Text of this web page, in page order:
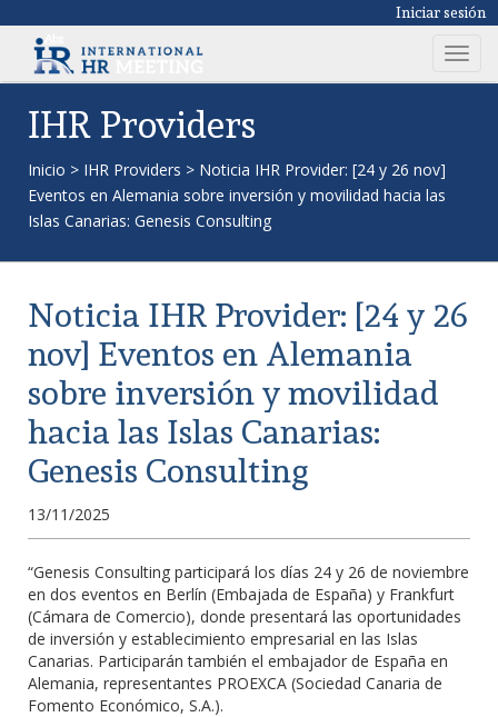
Iniciar sesión
T
o
v
g
IHR Providers
Inicio > IHR Providers > Noticia IHR Provider: [24 y 26 nov]
Eventos en Alemania sobre inversión y movilidad hacia las
Islas Canarias: Genesis Consulting
Noticia IHR Provider: [24 y 26
nov] Eventos en Alemania
sobre inversión y movilidad
hacia las Islas Canarias:
Genesis Consulting
13/11/2025
“Genesis Consulting participará los días 24 y 26 de noviembre
en dos eventos en Berlín (Embajada de España) y Frankfurt
(Cámara de Comercio), donde presentará las oportunidades
de inversión y establecimiento empresarial en las Islas
Canarias. Participarán también el embajador de España en
Alemania, representantes PROEXCA (Sociedad Canaria de
Fomento Económico, S.A.).